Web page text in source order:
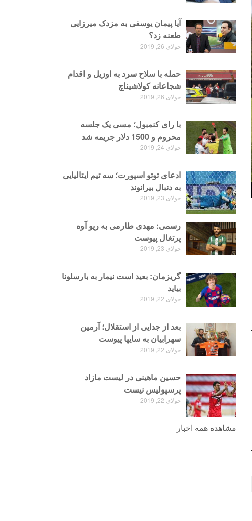
آیا پیمان یوسفی به مزدک میرزایی
طعنه زد؟
جولای 26, 2019
حمله با سلاح سرد به اوزیل و اقدام
شجاعانه کولاشیناچ
جولای 26, 2019
با رای کنمبول؛ مسی یک جلسه
محروم و 1500 دلار جریمه شد
جولای 24, 2019
ادعای توتو اسپورت؛ سه تیم ایتالیایی
به دنبال بیرانوند
جولای 23, 2019
رسمی: مهدی طارمی به ریو آوه
پرتغال پیوست
جولای 23, 2019
گریزمان: بعید است نیمار به بارسلونا
بیاید
جولای 22, 2019
بعد از جدایی از استقلال؛ آرمین
سهرابیان به سایپا پیوست
جولای 22, 2019
حسین ماهینی در لیست مازاد
پرسپولیس نیست
جولای 22, 2019
مشاهده همه اخبار